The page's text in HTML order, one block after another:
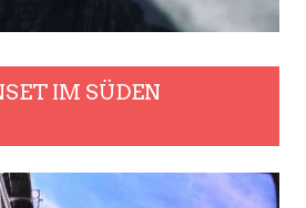
IM SÜDEN